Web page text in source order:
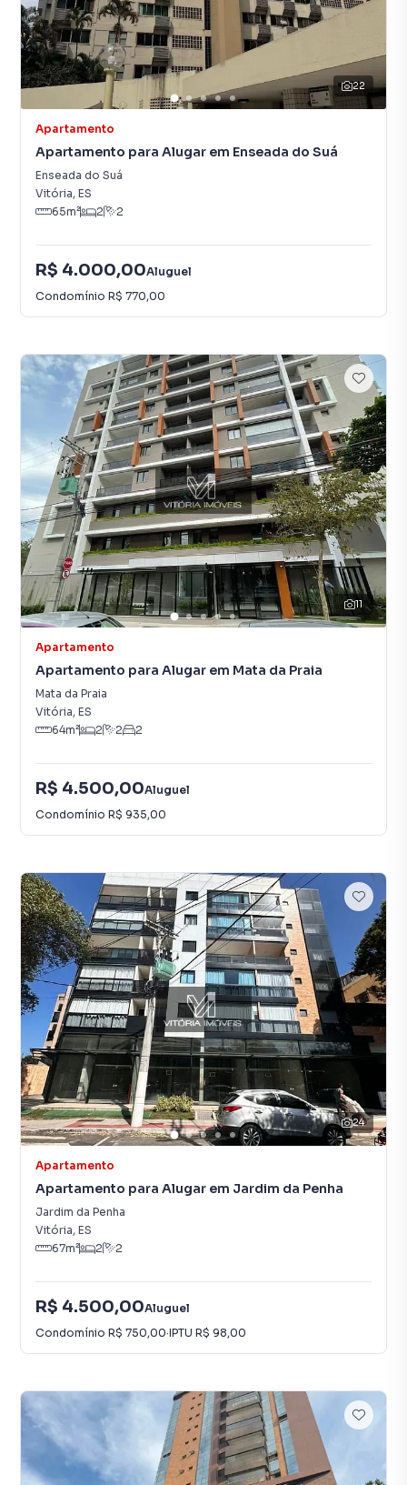
22
Apartamento
Apartamento para Alugar em Enseada do Suá
Enseada do Suá
Vitória, ES
65m² 2 2
R$ 4.000,00Aluguel
Condomínio R$ 770,00
11
Apartamento
Apartamento para Alugar em Mata da Praia
Mata da Praia
Vitória, ES
64m² 2 2 2
R$ 4.500,00Aluguel
Condomínio R$ 935,00
24
Apartamento
Apartamento para Alugar em Jardim da Penha
Jardim da Penha
Vitória, ES
67m² 2 2
R$ 4.500,00Aluguel
Condomínio R$ 750,00·IPTU R$ 98,00